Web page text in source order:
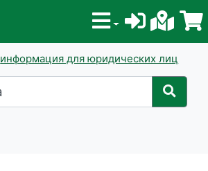
информация для юридических лиц